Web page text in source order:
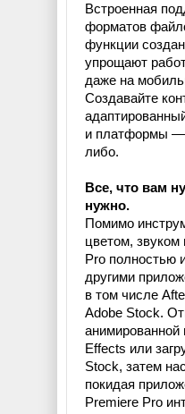
Встроенная
форматов
функции
упрощают
даже на
Создавайте
и платформы —
либо.
Все, что вам
нужно.
Помимо
цветом, звуком
Pro полностью
другими
в том числе
Adobe Stock.
анимированной
Effects или
Stock, затем
покидая
Premiere Pro